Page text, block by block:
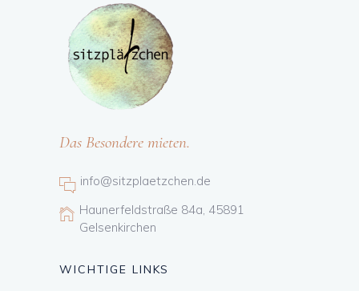
Das Besondere mieten.
info@sitzplaetzchen.de
Haunerfeldstraße 84a, 45891
Gelsenkirchen
WICHTIGE LINKS